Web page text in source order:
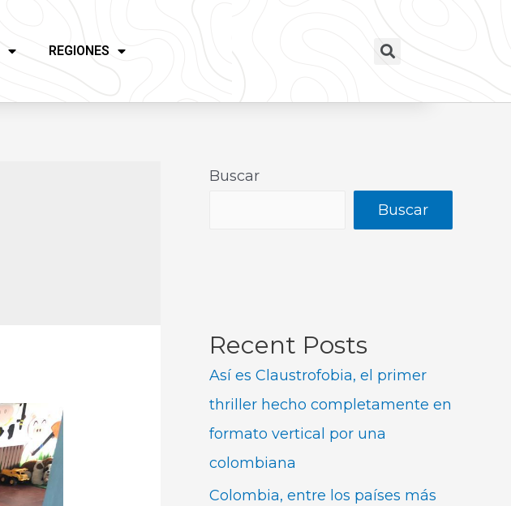
REGIONES
Buscar
Buscar
Recent Posts
Así es Claustrofobia, el primer
thriller hecho completamente en
formato vertical por una
colombiana
Colombia, entre los países más